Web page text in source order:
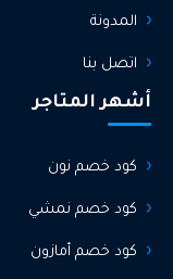
المدونة
اتصل بنا
أشهر المتاجر
كود خصم نون
كود خصم نمشي
كود خصم أمازون